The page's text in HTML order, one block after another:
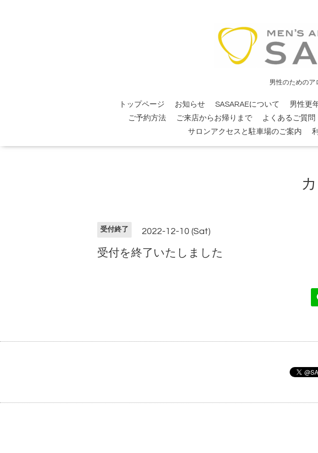
男性のためのア
トップページ お知らせ SASARAEについて 男性更
ご予約方法
ご来店からお帰りまで よくあるご質問
サロンアクセスと駐車場のご案内
受付終了 2022-12-10 (Sat)
受付を終了いたしました